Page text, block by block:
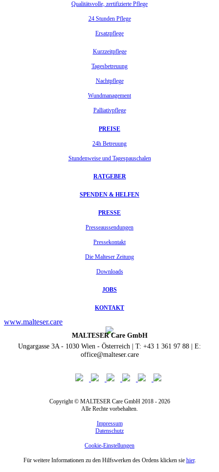
Qualitätsvolle, zertifizierte Pflege
24 Stunden Pflege
Ersatzpflege
Kurzzeitpflege
Tagesbetreuung
Nachtpflege
Wundmanagement
Palliativpflege
PREISE
24h Betreuung
Stundenweise und Tagespauschalen
RATGEBER
SPENDEN & HELFEN
PRESSE
Presseaussendungen
Pressekontakt
Die Malteser Zeitung
Downloads
JOBS
KONTAKT
www.malteser.care
MALTESER Care GmbH
Ungargasse 3A - 1030 Wien - Österreich | T: +43 1 361 97 88 | E:
office@malteser.care
Copyright © MALTESER Care GmbH 2018 - 2026
Alle Rechte vorbehalten.
Impressum
Datenschutz
Cookie-Einstellungen
Für weitere Informationen zu den Hilfswerken des Ordens klicken sie hier.